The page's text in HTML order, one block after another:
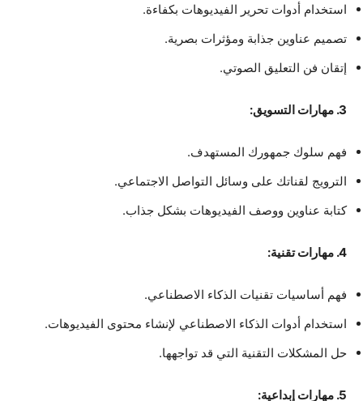
استخدام أدوات تحرير الفيديوهات بكفاءة.
تصميم عناوين جذابة ومؤثرات بصرية.
إتقان فن التعليق الصوتي.
3. مهارات التسويق:
فهم سلوك جمهورك المستهدف.
الترويج لقناتك على وسائل التواصل الاجتماعي.
كتابة عناوين ووصف الفيديوهات بشكل جذاب.
4. مهارات تقنية:
فهم أساسيات تقنيات الذكاء الاصطناعي.
استخدام أدوات الذكاء الاصطناعي لإنشاء محتوى الفيديوهات.
حل المشكلات التقنية التي قد تواجهها.
5. مهارات إبداعية: